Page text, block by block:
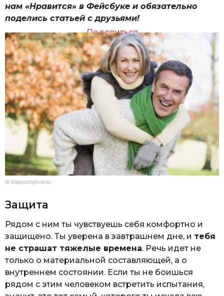
нам «Нравится» в Фейсбуке и обязательно
поделись статьей с друзьями!
Поделиться
© Depositphotos
Защита
Рядом с ним ты чувствуешь себя комфортно и
защищено. Ты уверена в завтрашнем дне, и тебя
не страшат тяжелые времена. Речь идет не
только о материальной составляющей, а о
внутреннем состоянии. Если ты не боишься
рядом с этим человеком встретить испытания,